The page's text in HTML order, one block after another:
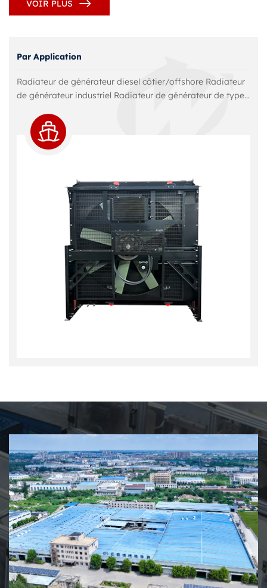
VOIR PLUS
Par Application
Radiateur de générateur diesel côtier/offshore Radiateur
de générateur industriel Radiateur de générateur de type
Radiateur de générateur de puissance principale
Radiateur de générateur de haute puissance Radiateur de
générateur silencieux Radiateur de générateur pour site
générateur de location Radiateur de générateur de
camion électrique